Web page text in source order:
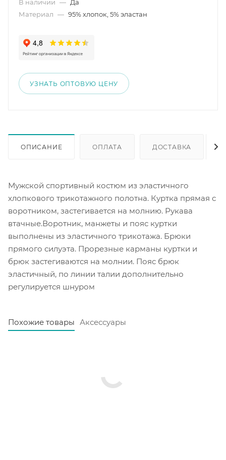
В наличии — Да
Материал — 95% хлопок, 5% эластан
УЗНАТЬ ОПТОВУЮ ЦЕНУ
ОПИСАНИЕ ОПЛАТА ДОСТАВКА
Мужской спортивный костюм из эластичного
хлопкового трикотажного полотна. Куртка прямая с
воротником, застегивается на молнию. Рукава
втачные.Воротник, манжеты и пояс куртки
выполнены из эластичного трикотажа. Брюки
прямого силуэта. Прорезные карманы куртки и
брюк застегиваются на молнии. Пояс брюк
эластичный, по линии талии дополнительно
регулируется шнуром
Похожие товары Аксессуары